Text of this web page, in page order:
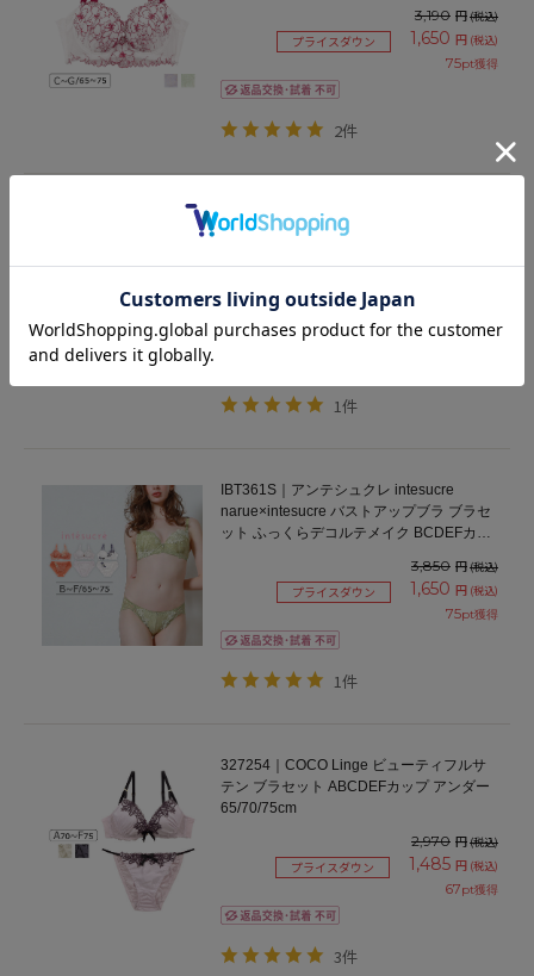
3,190 円(税込)
プライスダウン 1,650 円 (税込)
75pt獲得
2件
IBT356S｜アンテシュクレ intesucre
narue×intesucre バストアップブラ ブラセ
1,650
75pt獲得
1件
IBT361S｜アンテシュクレ intesucre
narue×intesucre バストアップブラ ブラセ
ット ふっくらデコルテメイク BCDEFカッ
3,850 円(税込)
プライスダウン 1,650 円 (税込)
75pt獲得
1件
327254｜COCO Linge ビューティフルサ
テン ブラセット ABCDEFカップ アンダー
65/70/75cm
2,970 円(税込)
プライスダウン 1,485 円 (税込)
67pt獲得
3件